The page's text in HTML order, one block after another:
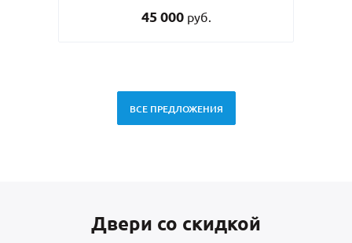
45 000 руб.
ВСЕ ПРЕДЛОЖЕНИЯ
Двери со скидкой